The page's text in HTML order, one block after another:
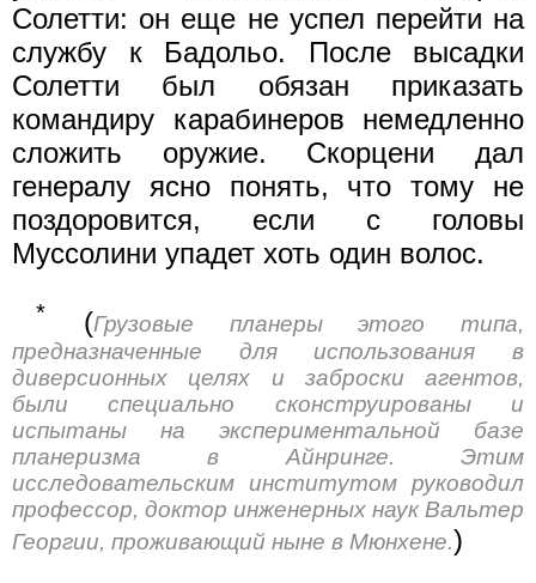
Солетти: он еще не успел перейти на
службу к Бадольо. После высадки
Солетти был обязан приказать
командиру карабинеров немедленно
сложить оружие. Скорцени дал
генералу ясно понять, что тому не
поздоровится, если с головы
Муссолини упадет хоть один волос.
* (Грузовые планеры этого типа,
предназначенные для использования в
диверсионных целях и заброски агентов,
были специально сконструированы и
испытаны на экспериментальной базе
планеризма в Айнринге. Этим
исследовательским институтом руководил
профессор, доктор инженерных наук Вальтер
Георгии, проживающий ныне в Мюнхене.)